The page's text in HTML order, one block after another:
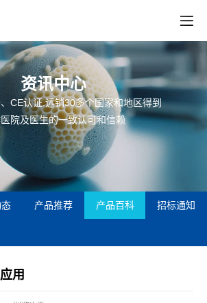
资讯中心
CE认证,远销30多个国家和地区得到
院及医生的一致认可和信赖
产品推荐 产品百科 招标通知
用